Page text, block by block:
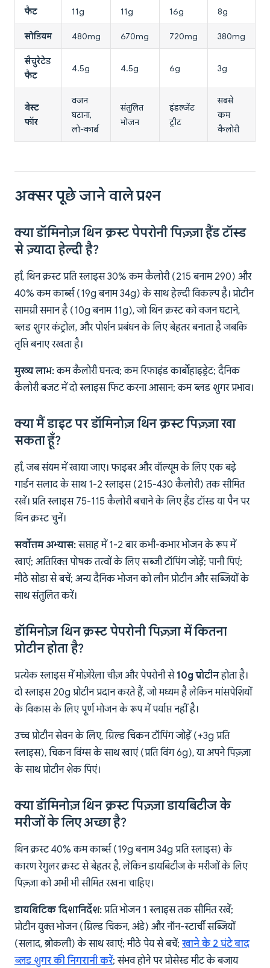
फैट 11g 11g 16g 8g
सोडियम 480mg 670mg 720mg 380mg
सैचुरेटेड
फैट
4.5g 4.5g 6g 3g
बेस्ट
फॉर
वजन
घटाना,
लो-कार्ब
संतुलित
भोजन
इंडल्जेंट
ट्रीट
सबसे
कम
कैलोरी
अक्सर पूछे जाने वाले प्रश्न
क्या डॉमिनोज़ थिन क्रस्ट पेपरोनी पिज़्ज़ा हैंड टॉस्ड
से ज़्यादा हेल्दी है?
हाँ, थिन क्रस्ट प्रति स्लाइस 30% कम कैलोरी (215 बनाम 290) और
40% कम कार्ब्स (19g बनाम 34g) के साथ हेल्दी विकल्प है। प्रोटीन
सामग्री समान है (10g बनाम 11g), जो थिन क्रस्ट को वजन घटाने,
ब्लड शुगर कंट्रोल, और पोर्शन प्रबंधन के लिए बेहतर बनाता है जबकि
तृप्ति बनाए रखता है।
मुख्य लाभ:कम कैलोरी घनत्व; कम रिफाइंड कार्बोहाइड्रेट; दैनिक
कैलोरी बजट में दो स्लाइस फिट करना आसान; कम ब्लड शुगर प्रभाव।
क्या मैं डाइट पर डॉमिनोज़ थिन क्रस्ट पिज़्ज़ा खा
सकता हूँ?
हाँ, जब संयम में खाया जाए। फाइबर और वॉल्यूम के लिए एक बड़े
गार्डन सलाद के साथ 1-2 स्लाइस (215-430 कैलोरी) तक सीमित
रखें। प्रति स्लाइस 75-115 कैलोरी बचाने के लिए हैंड टॉस्ड या पैन पर
थिन क्रस्ट चुनें।
सर्वोत्तम अभ्यास:सप्ताह में 1-2 बार कभी-कभार भोजन के रूप में
खाएं; अतिरिक्त पोषक तत्वों के लिए सब्जी टॉपिंग जोड़ें; पानी पिएं;
मीठे सोडा से बचें; अन्य दैनिक भोजन को लीन प्रोटीन और सब्जियों के
साथ संतुलित करें।
डॉमिनोज़ थिन क्रस्ट पेपरोनी पिज़्ज़ा में कितना
प्रोटीन होता है?
प्रत्येक स्लाइस में मोज़ेरेला चीज़ और पेपरोनी से10g प्रोटीनहोता है।
दो स्लाइस 20g प्रोटीन प्रदान करते हैं, जो मध्यम है लेकिन मांसपेशियों
के विकास के लिए पूर्ण भोजन के रूप में पर्याप्त नहीं है।
उच्च प्रोटीन सेवन के लिए, ग्रिल्ड चिकन टॉपिंग जोड़ें (+3g प्रति
स्लाइस), चिकन विंग्स के साथ खाएं (प्रति विंग 6g), या अपने पिज़्ज़ा
के साथ प्रोटीन शेक पिएं।
क्या डॉमिनोज़ थिन क्रस्ट पिज़्ज़ा डायबिटीज के
मरीजों के लिए अच्छा है?
थिन क्रस्ट 40% कम कार्ब्स (19g बनाम 34g प्रति स्लाइस) के
कारण रेगुलर क्रस्ट से बेहतर है, लेकिन डायबिटीज के मरीजों के लिए
पिज़्ज़ा को अभी भी सीमित रखना चाहिए।
डायबिटिक दिशानिर्देश: प्रति भोजन 1 स्लाइस तक सीमित रखें;
प्रोटीन युक्त भोजन (ग्रिल्ड चिकन, अंडे) और नॉन-स्टार्ची सब्जियों
(सलाद, ब्रोकली) के साथ खाएं; मीठे पेय से बचें; खाने के 2 घंटे बाद
ब्लड शुगर की निगरानी करें; संभव होने पर प्रोसेस्ड मीट के बजाय